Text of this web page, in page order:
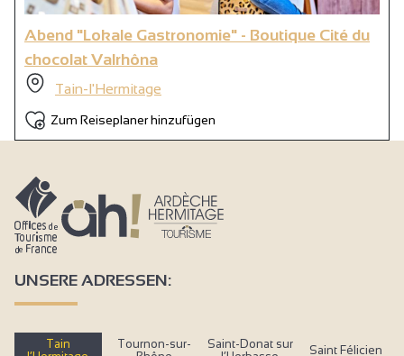
Abend "Lokale Gastronomie" - Boutique Cité du
chocolat Valrhôna
Tain-l'Hermitage
Zum Reiseplaner hinzufügen
UNSERE ADRESSEN:
Tain
Tournon-sur-
Saint-Donat sur
Saint Félicien